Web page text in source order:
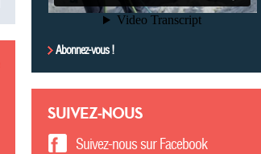
Abonnez-vous !
SUIVEZ-NOUS
Suivez-nous sur Facebook